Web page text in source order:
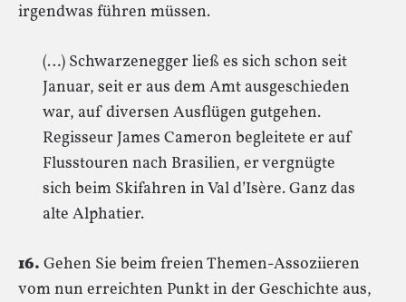
irgendwas führen müssen.
(…) Schwarzenegger ließ es sich schon seit
Januar, seit er aus dem Amt ausgeschieden
war, auf diversen Ausflügen gutgehen.
Regisseur James Cameron begleitete er auf
Flusstouren nach Brasilien, er vergnügte
sich beim Skifahren in Val d’Isère. Ganz das
alte Alphatier.
16. Gehen Sie beim freien Themen-Assoziieren
vom nun erreichten Punkt in der Geschichte aus,